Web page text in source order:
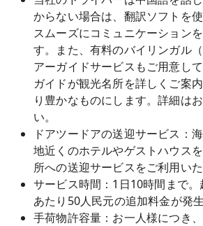
からない場合は、翻訳ソフトを
スムーズにコミュニケーション
す。また、有料のバイリンガル
アーガイドサービスもご用意し
ガイドが観光名所を詳しくご案
り豊かなものにします。詳細は
い。
ドアツードアの送迎サービス：
地近くのホテルやゲストハウス
所への送迎サービスをご利用いた
サービス時間：1日10時間まで
あたり50人民元の追加料金が発生
手荷物許容量：お一人様につき